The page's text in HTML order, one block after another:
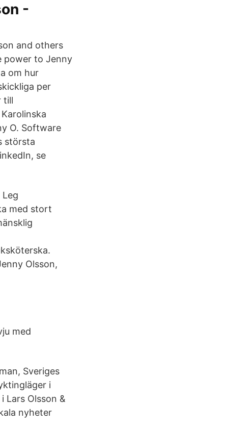
-
and others
power to Jenny
om hur
per
till
O. Software
största
se
med stort
Olsson,
med
Sveriges
i
Lars Olsson &
nyheter